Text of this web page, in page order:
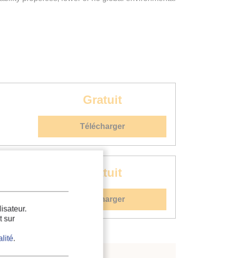
Gratuit
Télécharger
Gratuit
Télécharger
sur
.